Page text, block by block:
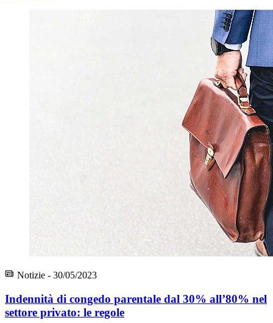
Notizie - 30/05/2023
Indennità di congedo parentale dal 30% all’80% nel
settore privato: le regole